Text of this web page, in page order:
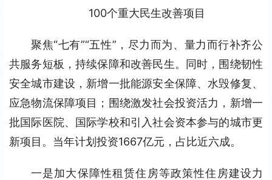
100个重大民生改善项目
聚焦“七有”“五性”，尽力而为、量力而行补齐公
共服务短板，持续保障和改善民生。同时，围绕韧性
安全城市建设，新增一批能源安全保障、水毁修复、
应急物流保障项目；围绕激发社会投资活力，新增一
批国际医院、国际学校和引入社会资本参与的城市更
新项目。当年计划投资1667亿元，占比近六成。
一是加大保障性租赁住房等政策性住房建设力